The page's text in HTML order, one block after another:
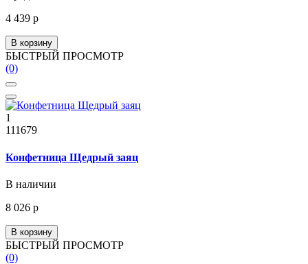
4 439 р
В корзину
БЫСТРЫЙ ПРОСМОТР
(0)
1
111679
Конфетница Щедрый заяц
В наличии
8 026 р
В корзину
БЫСТРЫЙ ПРОСМОТР
(0)